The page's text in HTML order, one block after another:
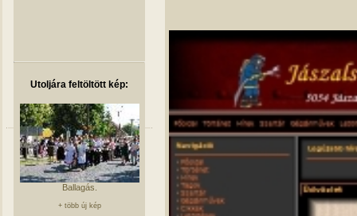
Utoljára feltöltött kép:
Ballagás.
+ több új kép